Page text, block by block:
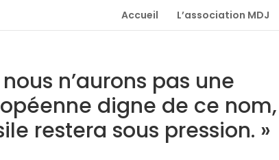
Accueil L’association MDJ
n’aurons pas une
digne de ce nom,
restera sous pression. »